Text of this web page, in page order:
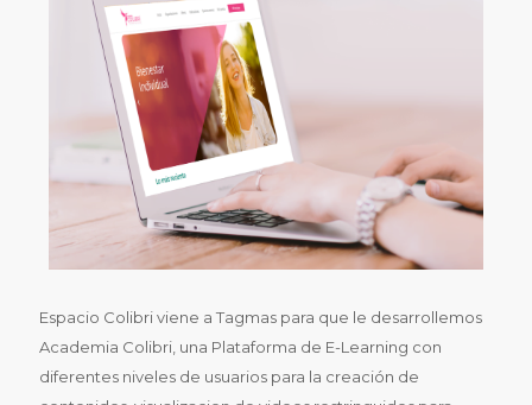
Espacio Colibri viene a Tagmas para que le desarrollemos
Academia Colibri, una Plataforma de E-Learning con
diferentes niveles de usuarios para la creación de